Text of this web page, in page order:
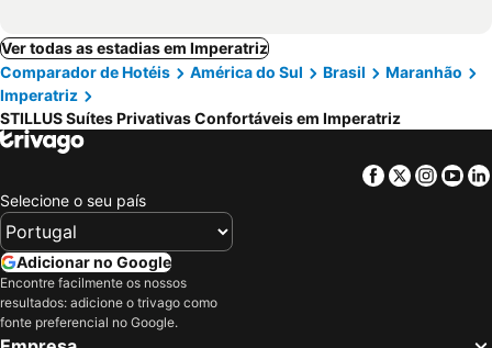
Ver todas as estadias em Imperatriz
Comparador de Hotéis
América do Sul Brasil
Maranhão
Imperatriz
STILLUS Suítes Privativas Confortáveis em Imperatriz
Facebook
Twitter
Selecione o seu país
Adicionar no Google
Encontre facilmente os nossos
resultados: adicione o trivago como
fonte preferencial no Google.